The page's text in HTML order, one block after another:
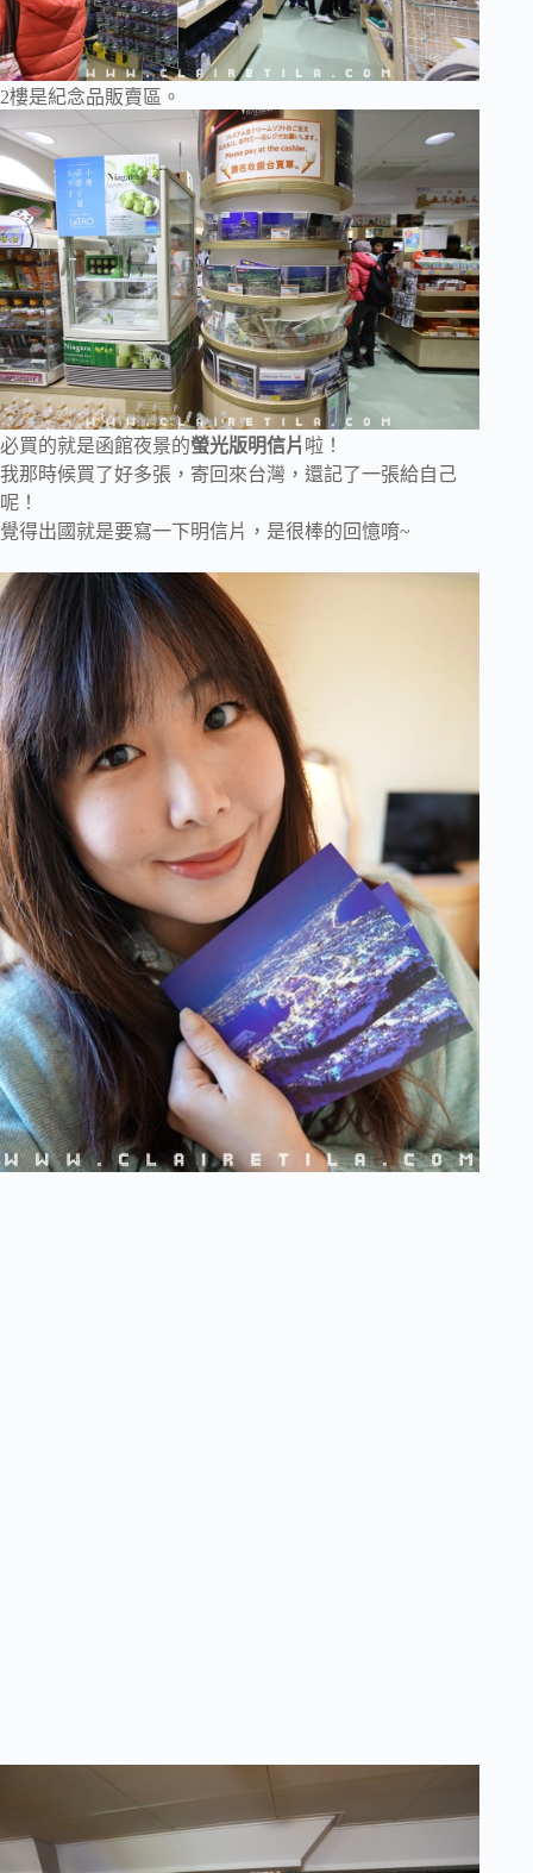
2樓是紀念品販賣區。
必買的就是函館夜景的螢光版明信片 啦！
我那時候買了好多張，寄回來台灣，還記了一張給自己
呢！
覺得出國就是要寫一下明信片，是很棒的回憶唷~